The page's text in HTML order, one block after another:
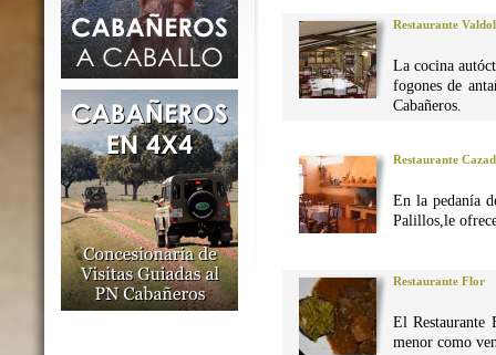
Restaurante
La cocina
fogones de
Cabañeros.
Restaurante
En la pedanía
Palillos,le
Restaurante Flor
El Restaurante
menor como